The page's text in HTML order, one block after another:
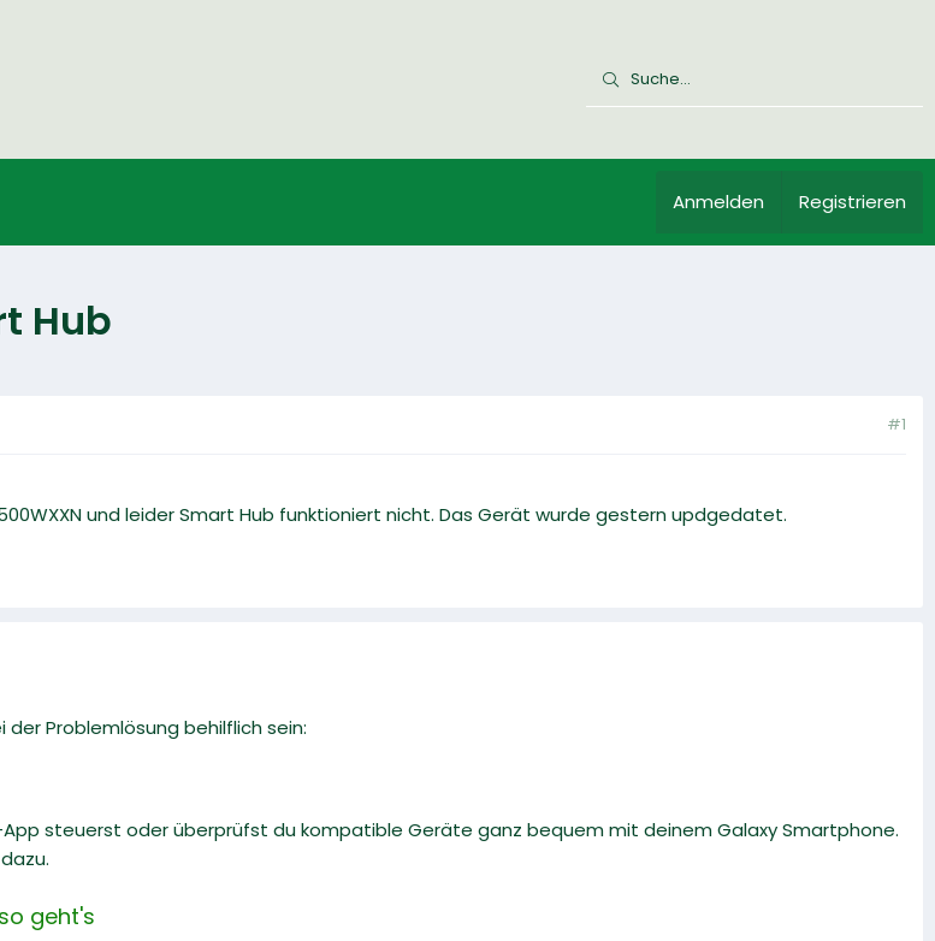
Anmelden Registrieren
Hub
#1
und leider Smart Hub funktioniert nicht. Das Gerät wurde gestern updgedatet.
der Problemlösung behilflich sein:
steuerst oder überprüfst du kompatible Geräte ganz bequem mit deinem Galaxy Smartphone.
geht's